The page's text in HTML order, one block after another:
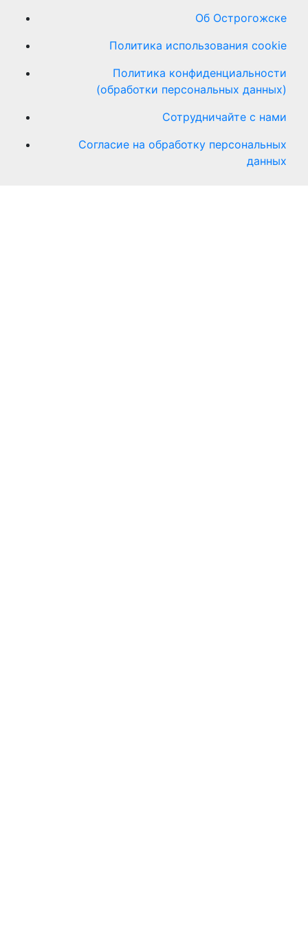
Об Острогожске
Политика использования cookie
Политика конфиденциальности
(обработки персональных данных)
Сотрудничайте с нами
Согласие на обработку персональных
данных